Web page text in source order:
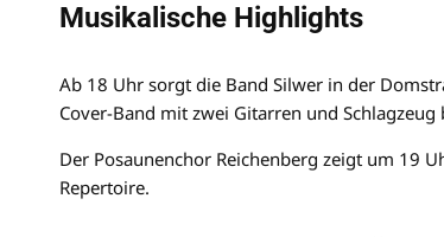
Musikalische Highlights
Ab 18 Uhr sorgt die Band Silwer in der
Cover-Band mit zwei Gitarren und
Der Posaunenchor Reichenberg zeigt um 19
Repertoire.